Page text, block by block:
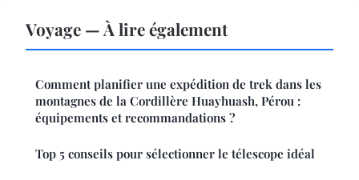
Voyage — À lire également
Comment planifier une expédition de trek dans les
montagnes de la Cordillère Huayhuash, Pérou :
équipements et recommandations ?
Top 5 conseils pour sélectionner le télescope idéal